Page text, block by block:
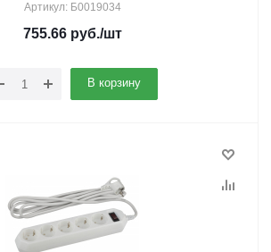
Артикул: Б0019034
755.66руб./шт
В корзину